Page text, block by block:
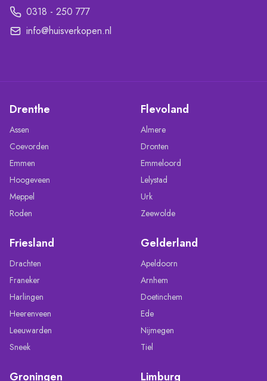
0318 - 250 777
info@huisverkopen.nl
Drenthe
Assen
Coevorden
Emmen
Hoogeveen
Meppel
Roden
Flevoland
Almere
Dronten
Emmeloord
Lelystad
Urk
Zeewolde
Friesland
Drachten
Franeker
Harlingen
Heerenveen
Leeuwarden
Sneek
Gelderland
Apeldoorn
Arnhem
Doetinchem
Ede
Nijmegen
Tiel
Groningen Limburg